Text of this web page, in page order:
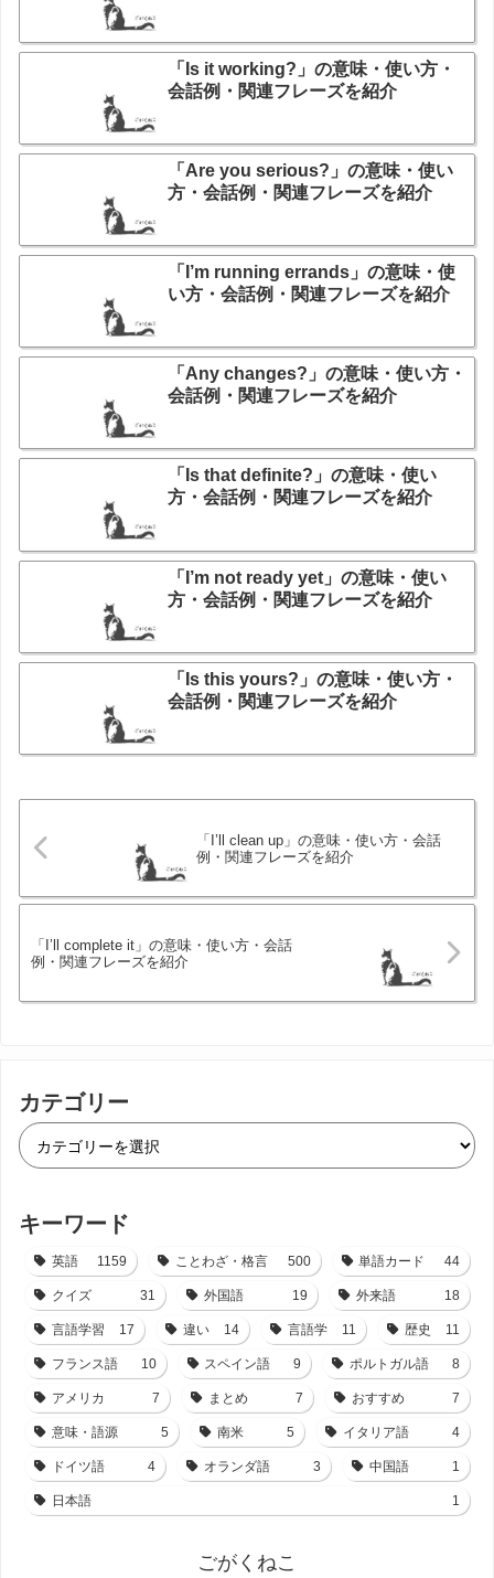
「Is it working?」の意味・使い方・
会話例・関連フレーズを紹介
「Are you serious?」の意味・使い
方・会話例・関連フレーズを紹介
「I’m running errands」の意味・使
い方・会話例・関連フレーズを紹介
「Any changes?」の意味・使い方・
会話例・関連フレーズを紹介
「Is that definite?」の意味・使い
方・会話例・関連フレーズを紹介
「I’m not ready yet」の意味・使い
方・会話例・関連フレーズを紹介
「Is this yours?」の意味・使い方・
会話例・関連フレーズを紹介
「I’ll clean up」の意味・使い方・会話
例・関連フレーズを紹介
「I’ll complete it」の意味・使い方・会話
例・関連フレーズを紹介
カテゴリー
キーワード
英語 1159 ことわざ・格言 500 単語カード 44
クイズ 31 外国語 19 外来語 18
言語学習 17 違い 14 言語学 11 歴史 11
フランス語 10 スペイン語 9 ポルトガル語 8
アメリカ 7 まとめ 7 おすすめ 7
意味・語源 5 南米 5 イタリア語 4
ドイツ語 4 オランダ語 3 中国語 1
日本語 1
ごがくねこ